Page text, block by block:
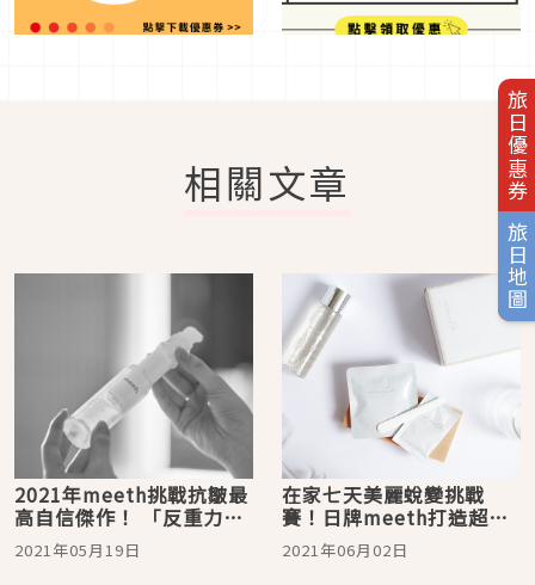
旅日優惠券
旅日地圖
相關文章
2021年meeth挑戰抗皺最
高自信傑作！ 「反重力神
霜」台灣限量開賣
2021年05月19日
在家七天美麗蛻變挑戰
賽！日牌meeth打造超有
感光澤水嫩肌
2021年06月02日